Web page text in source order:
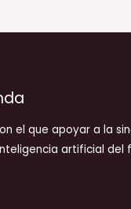
el que apoyar a la
artificial del